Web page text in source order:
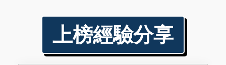
上榜經驗分享